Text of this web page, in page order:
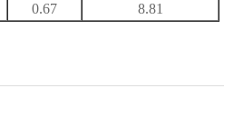
0.67 8.81